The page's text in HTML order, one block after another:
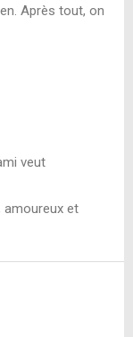
Après tout, on
veut
amoureux et